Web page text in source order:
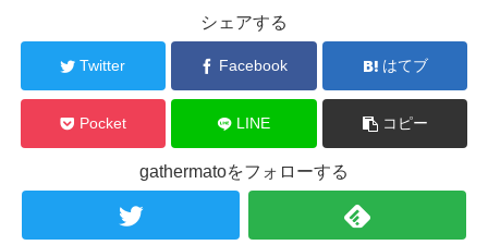
シェアする
Twitter Facebook はてブ
Pocket LINE コピー
gathermatoをフォローする